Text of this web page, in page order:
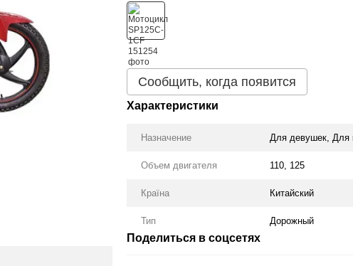
Сообщить, когда появится
Характеристики
Назначение Для девушек, Для
Объем двигателя 110, 125
Країна Китайский
Тип Дорожный
Поделиться в соцсетях